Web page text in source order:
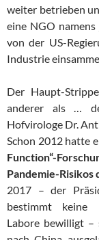
weiter betrieben
eine NGO namens
von der US-
Industrie
Der Haupt-
anderer als …
Hofvirologe Dr.
Schon 2012 hatte
Function“-
Pandemie-Risikos
2017 – der
bestimmt keine
Labore bewilligt –